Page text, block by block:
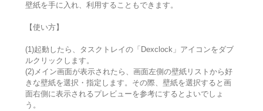
壁紙を手に入れ、利用することもできます。
【使い方】
(1)起動したら、タスクトレイの「Dexclock」アイコンをダブ
ルクリックします。
(2)メイン画面が表示されたら、画面左側の壁紙リストから好
きな壁紙を選択・指定します。その際、壁紙を選択すると画
面右側に表示されるプレビューを参考にするとよいでしょ
う。